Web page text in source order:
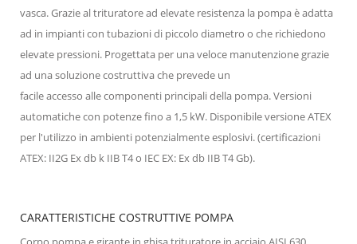
vasca. Grazie al trituratore ad elevate resistenza la pompa è adatta
ad in impianti con tubazioni di piccolo diametro o che richiedono
elevate pressioni. Progettata per una veloce manutenzione grazie
ad una soluzione costruttiva che prevede un
facile accesso alle componenti principali della pompa. Versioni
automatiche con potenze fino a 1,5 kW. Disponibile versione ATEX
per l'utilizzo in ambienti potenzialmente esplosivi. (certificazioni
ATEX: II2G Ex db k IIB T4 o IEC EX: Ex db IIB T4 Gb).
CARATTERISTICHE COSTRUTTIVE POMPA